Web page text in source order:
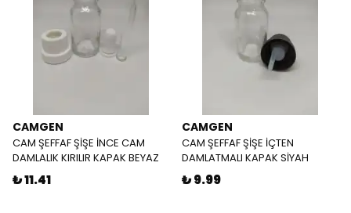
CAMGEN
CAM ŞEFFAF ŞİŞE İNCE CAM
DAMLALIK KIRILIR KAPAK BEYAZ
₺ 11.41
CAMGEN
CAM ŞEFFAF ŞİŞE İÇTEN
DAMLATMALI KAPAK SİYAH
₺ 9.99